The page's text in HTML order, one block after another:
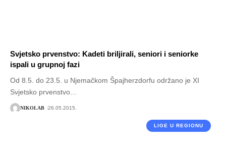
Svjetsko prvenstvo: Kadeti briljirali, seniori i seniorke
ispali u grupnoj fazi
Od 8.5. do 23.5. u Njemačkom Špajherzdorfu održano je XI
Svjetsko prvenstvo
NIKOLAB 26.05.2015.
LIGE U REGIONU